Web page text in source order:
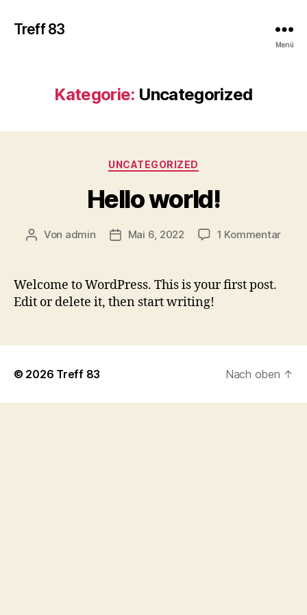
Treff 83
Menü
Kategorie: Uncategorized
Kategorien
UNCATEGORIZED
Hello world!
Beitragsautor
Von admin Veröffentlichungsdatum
Mai 6, 2022 1 Kommentarzu
Welcome to WordPress. This is your first post.
Edit or delete it, then start writing!
© 2026 Treff 83 Nach oben ↑